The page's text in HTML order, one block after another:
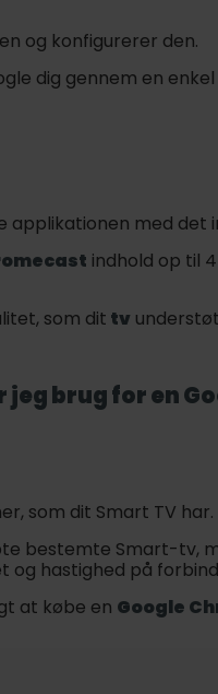
og konfigurerer den.
dig gennem en
med det
indhold op til
som dit tv
jeg brug for en
som dit Smart TV har.
bestemte Smart-tv,
og hastighed på
at købe en Google